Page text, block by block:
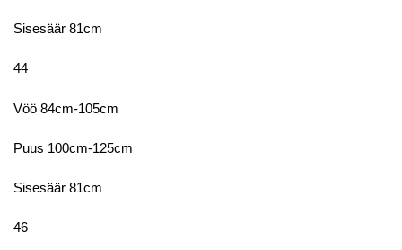
Sisesäär 81cm
44
Vöö 84cm-105cm
Puus 100cm-125cm
Sisesäär 81cm
46